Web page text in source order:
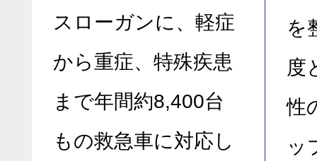
スローガンに、軽症
から重症、特殊疾患
まで年間約8,400台
もの救急車に対応し
を
度
性
ッ